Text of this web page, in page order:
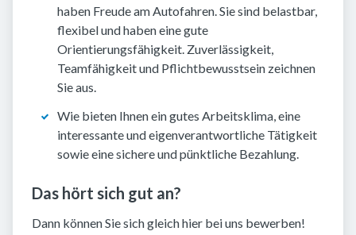
haben Freude am Autofahren. Sie sind belastbar,
flexibel und haben eine gute
Orientierungsfähigkeit. Zuverlässigkeit,
Teamfähigkeit und Pflichtbewusstsein zeichnen
Sie aus.
Wie bieten Ihnen ein gutes Arbeitsklima, eine
interessante und eigenverantwortliche Tätigkeit
sowie eine sichere und pünktliche Bezahlung.
Das hört sich gut an?
Dann können Sie sich gleich hier bei uns bewerben!